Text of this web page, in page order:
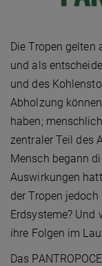
Die Tropen
und als
und des
Abholzung
haben;
zentraler Teil des
Mensch begann
Auswirkungen
der Tropen
Erdsysteme? Und
ihre Folgen im
Das